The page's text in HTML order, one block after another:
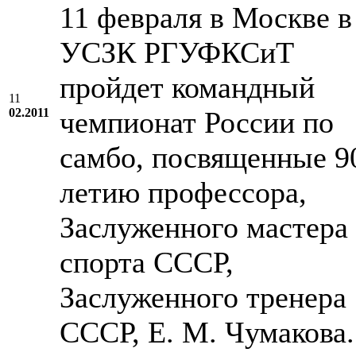
11
02.2011
11 февраля в Москве в
УСЗК РГУФКСиТ
пройдет командный
чемпионат России по
самбо, посвященные
летию профессора,
Заслуженного мастера
спорта СССР,
Заслуженного тренера
СССР, Е. М. Чумакова.